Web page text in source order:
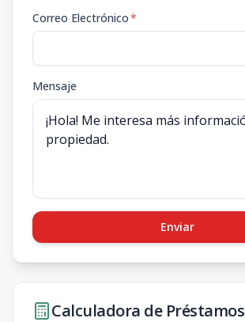
Correo Electrónico*
Mensaje
Enviar
Calculadora de Préstamos